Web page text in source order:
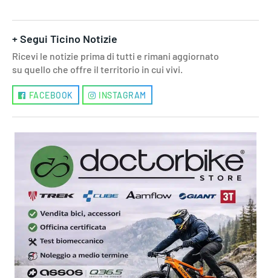
+ Segui Ticino Notizie
Ricevi le notizie prima di tutti e rimani aggiornato
su quello che offre il territorio in cui vivi.
FACEBOOK INSTAGRAM